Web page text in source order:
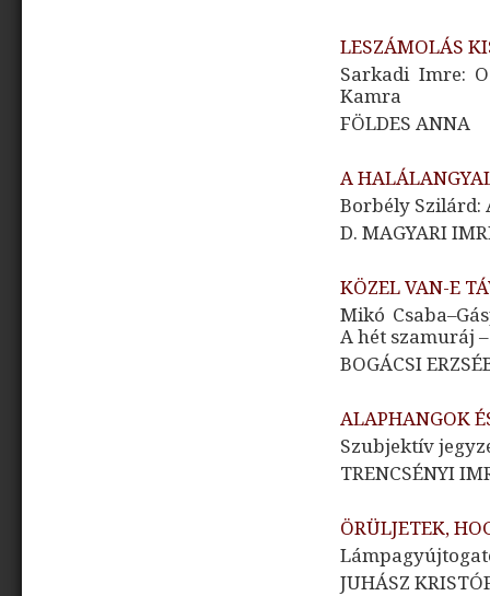
LESZÁMOLÁS
Sarkadi Imre:
Kamra
FÖLDES ANNA
A
Borbély Szilárd:
D. MAGYARI
KÖZEL VAN-E
Mikó
A hét szamuráj
BOGÁCSI
ALAPHANGOK
Szubjektív
TRENCSÉNYI
ÖRÜLJETEK,
JUHÁSZ